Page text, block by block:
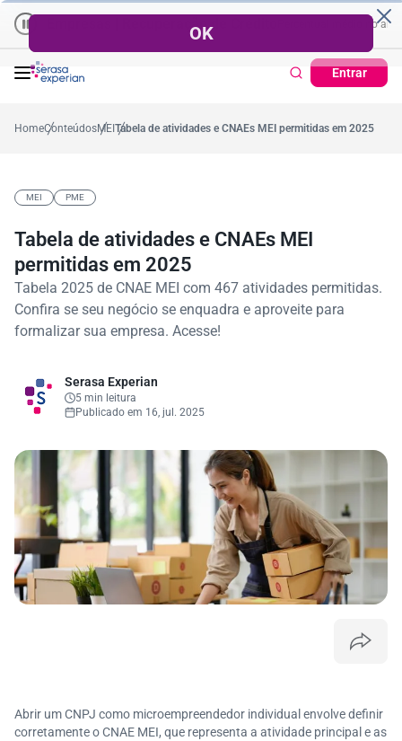
Empresas | Recuperação de Crédito Percentual médio no ano
Entrar
ano Cartão de Crédito |
HomeConteúdosMEI Tabela de atividades e CNAEs MEI permitidas em 2025
MEI PME
Tabela de atividades e CNAEs MEI
permitidas em 2025
Tabela 2025 de CNAE MEI com 467 atividades permitidas.
Confira se seu negócio se enquadra e aproveite para
formalizar sua empresa. Acesse!
Serasa Experian
5 min leitura
Publicado em 16, jul. 2025
Abrir um CNPJ como microempreendedor individual envolve definir
corretamente o CNAE MEI, que representa a atividade principal e as